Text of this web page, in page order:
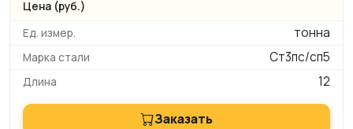
тонна
Ст3пс/сп5
12
Заказать